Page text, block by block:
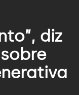
diz